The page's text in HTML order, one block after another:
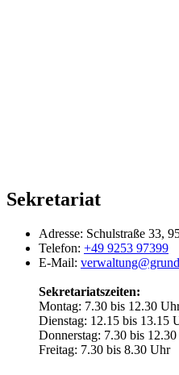
Sekretariat
Adresse: Schulstraße 33,
Telefon: +49 9253 97399
E-Mail:
Sekretariatszeiten:
Montag: 7.30 bis 12.30
Dienstag: 12.15 bis 13.15
Donnerstag: 7.30 bis
Freitag: 7.30 bis 8.30 Uhr